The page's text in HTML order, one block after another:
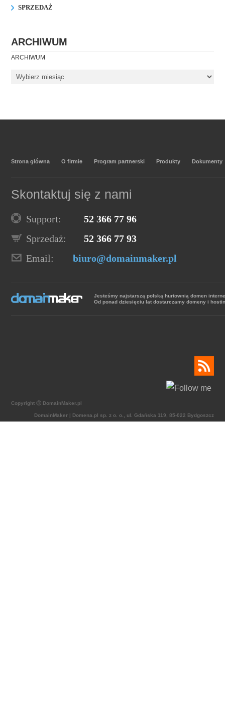
SPRZEDAŻ
ARCHIWUM
ARCHIWUM
Strona główna O firmie Program partnerski Produkty Dokumenty
Skontaktuj się z nami
Support:
52 366 77 96
Sprzedaż:
52 366 77 93
Email:
biuro@domainmaker.pl
Jesteśmy najstarszą polską hurtownią domen
Od ponad dziesięciu lat dostarczamy domeny i
Copyright Ⓒ DomainMaker.pl
DomainMaker | Domena.pl sp. z o. o., ul. Gdańska 119, 85-022 Bydgoszcz